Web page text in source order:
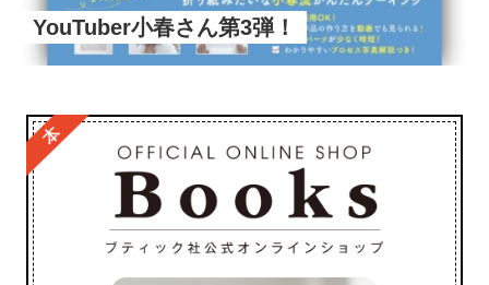
YouTuber小春さん第3弾！